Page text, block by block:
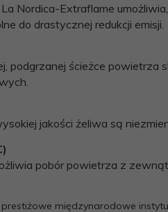
Nordica-Extraflame
do drastycznej redukcji emisji.
podgrzanej ścieżce
jakości żeliwa są
pobór powietrza z
międzynarodowe